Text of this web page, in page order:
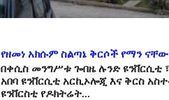
የዘመነ አክሱም ስልጣኔ ቅርሶች የማን
በቀሲስ መንግሥቱ ጐበዜ ሉንድ ዩንቨርሲቲ
አበባ ዩንቨርሲቲ አርኪኦሎጂ እና ቅርስ
ዩንቨርስቲ የዶክትሬት...